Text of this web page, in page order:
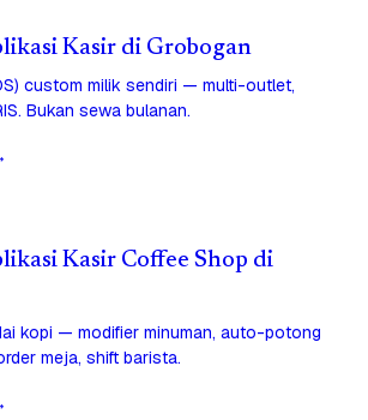
Kasir di Grobogan
custom milik sendiri — multi-outlet,
Bukan sewa bulanan.
Kasir Coffee Shop di
kopi — modifier minuman, auto-potong
meja, shift barista.